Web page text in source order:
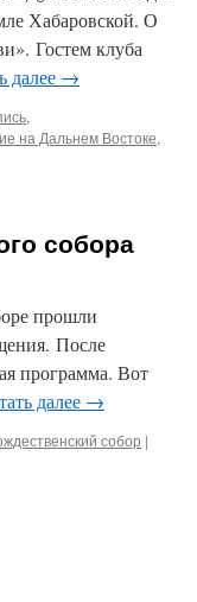
Хабаровской. О
Гостем клуба
далее →
,
на Дальнем Востоке,
собора
прошли
После
программа. Вот
далее →
собор |